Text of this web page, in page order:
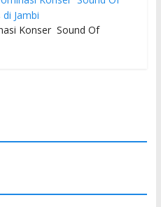
Konser Sound Of